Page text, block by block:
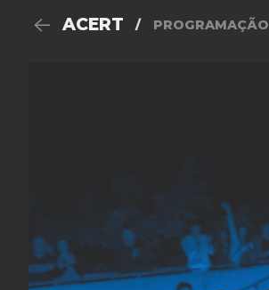
ACERT / PROGRAMAÇÃO